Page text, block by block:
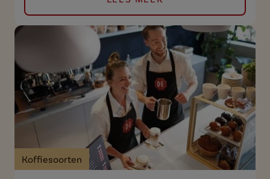
Koffiesoorten